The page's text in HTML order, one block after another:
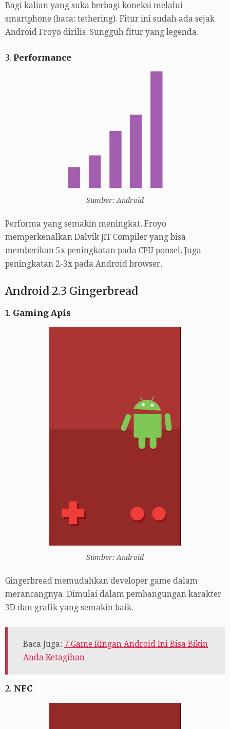
Bagi kalian yang suka berbagi koneksi melalui
smartphone (baca: tethering). Fitur ini sudah ada sejak
Android Froyo dirilis. Sungguh fitur yang legenda.
3. Performance
Sumber: Android
Performa yang semakin meningkat. Froyo
memperkenalkan Dalvik JIT Compiler yang bisa
memberikan 5x peningkatan pada CPU ponsel. Juga
peningkatan 2-3x pada Android browser.
Android 2.3 Gingerbread
1. Gaming Apis
Sumber: Android
Gingerbread memudahkan developer game dalam
merancangnya. Dimulai dalam pembangungan karakter
3D dan grafik yang semakin baik.
Baca Juga: 7 Game Ringan Android Ini Bisa Bikin
Anda Ketagihan
2. NFC